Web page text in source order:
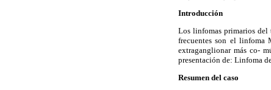
Introducción
Los linfomas primarios del
frecuentes son el linfoma
extraganglionar más co-
presentación de: Linfoma
Resumen del caso